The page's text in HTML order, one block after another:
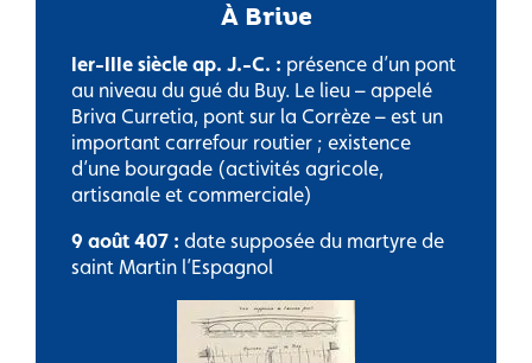
À Brive
Ier-IIIe siècle ap. J.-C. : présence d’un pont
au niveau du gué du Buy. Le lieu – appelé
Briva Curretia, pont sur la Corrèze – est un
important carrefour routier ; existence
d’une bourgade (activités agricole,
artisanale et commerciale)
9 août 407 : date supposée du martyre de
saint Martin l’Espagnol